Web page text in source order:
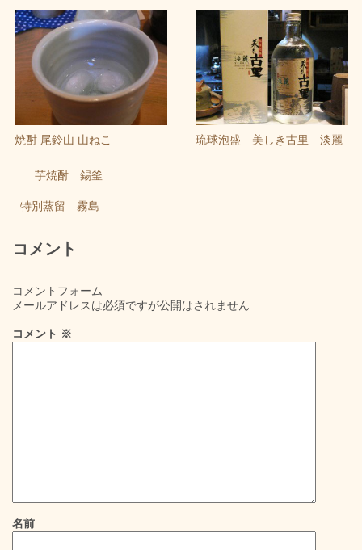
焼酎 尾鈴山 山ねこ 琉球泡盛 美しき古里 淡麗
芋焼酎 錫釜
特別蒸留 霧島
コメント
コメントフォーム
メールアドレスは必須ですが公開はされません
コメント ※
名前